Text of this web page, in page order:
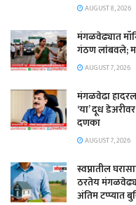
AUGUST 8, 2026
मंगळवेढ्यात
गंठण लांबवले;
AUGUST 7, 2026
​मंगळवेढा
‘या’ दूध
दणका
AUGUST 7, 2026
स्वप्नातील
ठरतेय
अंतिम टप्प्यात